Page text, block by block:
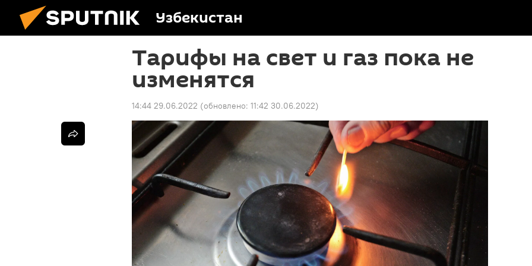
Узбекистан
Тарифы на свет и газ пока не
изменятся
14:44 29.06.2022 (обновлено: 11:42 30.06.2022)